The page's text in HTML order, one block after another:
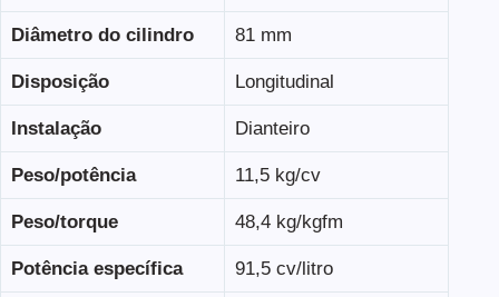
Diâmetro do cilindro 81 mm
Disposição Longitudinal
Instalação Dianteiro
Peso/potência 11,5 kg/cv
Peso/torque 48,4 kg/kgfm
Potência específica 91,5 cv/litro